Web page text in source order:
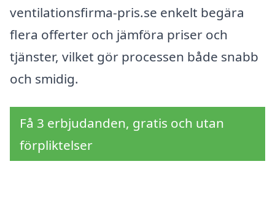
ventilationsfirma-pris.se enkelt begära
flera offerter och jämföra priser och
tjänster, vilket gör processen både snabb
och smidig.
Få 3 erbjudanden, gratis och utan
förpliktelser